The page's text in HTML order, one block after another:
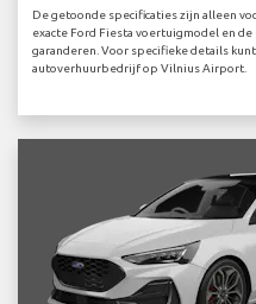
De getoonde specificaties zijn alleen
exacte Ford Fiesta voertuigmodel en
garanderen. Voor specifieke details
autoverhuurbedrijf op Vilnius Airport.